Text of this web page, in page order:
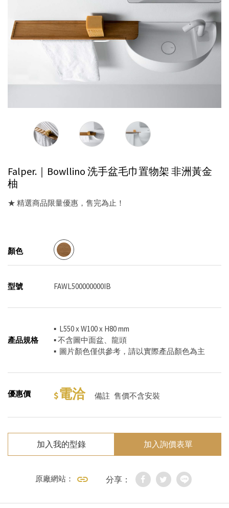
Falper.｜Bowllino 洗手盆毛巾置物架 非洲黃金
柚
★ 精選商品限量優惠，售完為止！
顏色
型號 FAWL500000000IB
產品規格
▪ L550 x W100 x H80 mm
▪ 不含圖中面盆、龍頭
▪ 圖片顏色僅供參考，請以實際產品顏色為主
優惠價 電洽 備註 售價不含安裝
加入我的型錄 加入詢價表單
原廠網站： 分享：